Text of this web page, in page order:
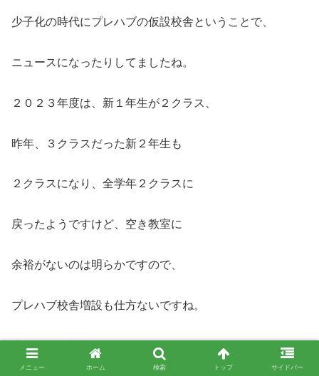
少子化の時代にプレハブの仮設校舎ということで、
ニュースになったりしてましたね。
２０２３年度は、新１年生が２クラス、
昨年、３クラスだった新２年生も
２クラスになり、全学年２クラスに
戻ったようですけど、空き教室に
余裕がないのは明らかですので、
プレハブ校舎増設も仕方ないですね。
決めるのに苦労するのではと思われた、
メニュー ホーム 検索 トップ サイドバー